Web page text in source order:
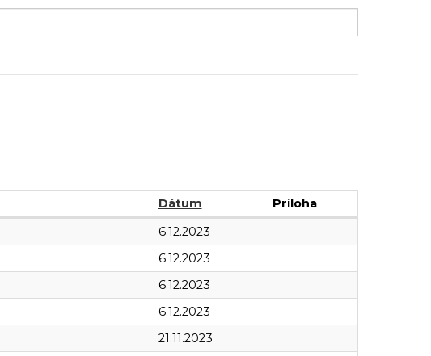
Dátum
Príloha
6.12.2023
6.12.2023
6.12.2023
6.12.2023
21.11.2023